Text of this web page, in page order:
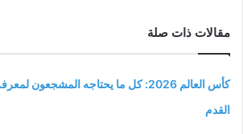
مقالات ذات صلة
كأس العالم 2026: كل ما يحتاجه
القدم